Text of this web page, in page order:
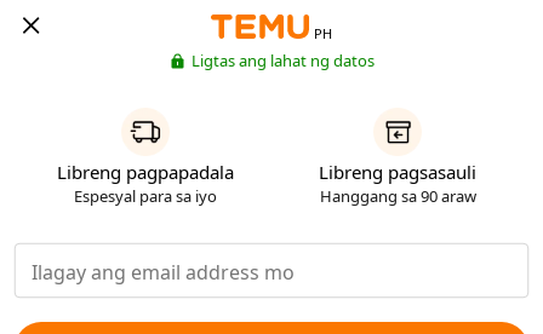
PH
Ligtas ang lahat ng datos
Libreng pagpapadala
Espesyal para sa iyo
Libreng pagsasauli
Hanggang sa 90 araw